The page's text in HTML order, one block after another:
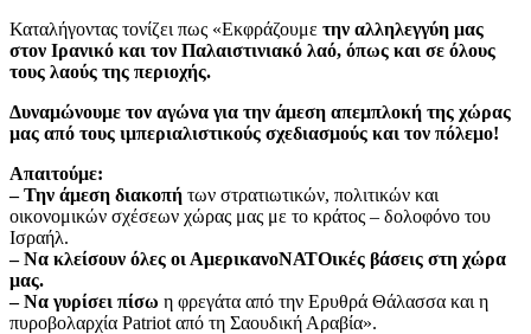
Καταλήγοντας τονίζει πως «Εκφράζουμε την αλληλεγγύη μας
στον Ιρανικό και τον Παλαιστινιακό λαό, όπως και σε όλους
τους λαούς της περιοχής.
Δυναμώνουμε τον αγώνα για την άμεση απεμπλοκή της χώρας
μας από τους ιμπεριαλιστικούς σχεδιασμούς και τον πόλεμο!
Απαιτούμε:
– Την άμεση διακοπή των στρατιωτικών, πολιτικών και
οικονομικών σχέσεων χώρας μας με το κράτος – δολοφόνο του
Ισραήλ.
– Να κλείσουν όλες οι ΑμερικανοΝΑΤΟικές βάσεις στη χώρα
μας.
– Nα γυρίσει πίσω η φρεγάτα από την Ερυθρά Θάλασσα και η
πυροβολαρχία Patriot από τη Σαουδική Αραβία».